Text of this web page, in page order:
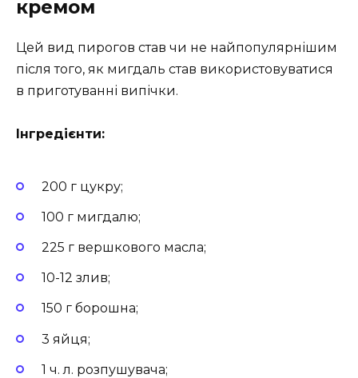
кремом
Цей вид пирогов став чи не найпопулярнішим
після того, як мигдаль став використовуватися
в приготуванні випічки.
Інгредієнти:
200 г цукру;
100 г мигдалю;
225 г вершкового масла;
10-12 злив;
150 г борошна;
3 яйця;
1 ч. л. розпушувача;